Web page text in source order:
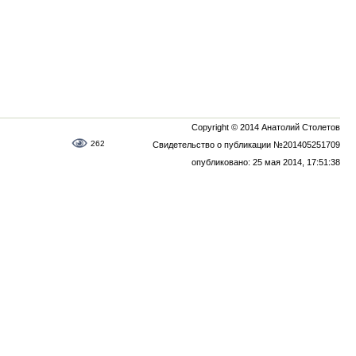
Copyright © 2014 Анатолий Столетов
Свидетельство о публикации №201405251709
опубликовано: 25 мая 2014, 17:51:38
262